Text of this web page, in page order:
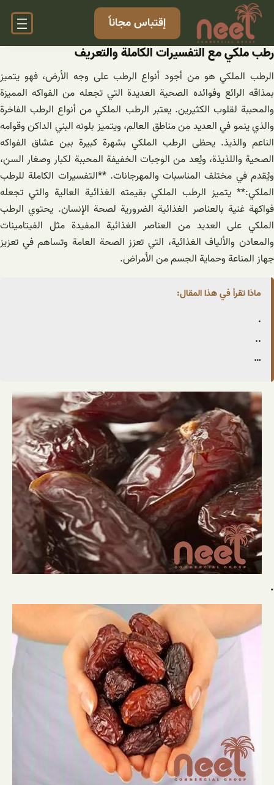
تخطى
المحتوى
إقتباس مجاناً
رطب ملكي مع التفسيرات الكاملة والتعريف
الرطب الملكي هو من أجود أنواع الرطب على وجه الأرض، فهو يتميز
بمذاقه الرائع وفوائده الصحية العديدة التي تجعله من الفواكه المميزة
والمحببة لقلوب الكثيرين. يعتبر الرطب الملكي من أنواع الرطب الفاخرة
والذي ينمو في العديد من مناطق العالم، ويتميز بلونه البني الداكن وقوامه
الناعم والذيذ. يحظى الرطب الملكي بشهرة كبيرة بين عشاق الفواكه
الصحية واللذيذة، ويُعد من الوجبات الخفيفة المحببة لكبار وصغار السن،
ويُقدم في مختلف المناسبات والمهرجانات. **التفسيرات الكاملة للرطب
الملكي:** يتميز الرطب الملكي بقيمته الغذائية العالية والتي تجعله
فواكهة غنية بالعناصر الغذائية الضرورية لصحة الإنسان. يحتوي الرطب
الملكي على العديد من العناصر الغذائية المفيدة مثل الفيتامينات
والمعادن والألياف الغذائية، التي تعزز الصحة العامة وتساهم في تعزيز
جهاز المناعة وحماية الجسم من الأمراض.
ماذا تقرأ في هذا المقال:
.
..
…
.